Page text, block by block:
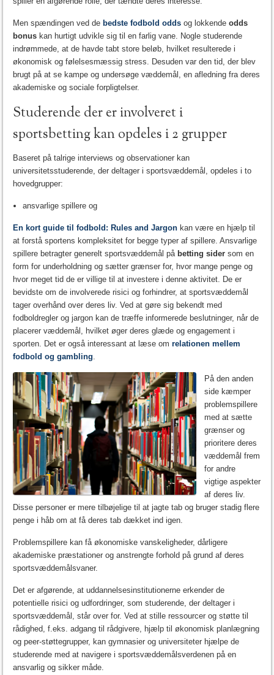
Men spændingen ved de bedste fodbold odds og lokkendeodds
bonus kan hurtigt udvikle sig til en farlig vane. Nogle studerende
indrømmede, at de havde tabt store beløb, hvilket resulterede i
økonomisk og følelsesmæssig stress. Desuden var den tid, der blev
brugt på at se kampe og undersøge væddemål, en afledning fra deres
akademiske og sociale forpligtelser.
Studerende der er involveret i
sportsbetting kan opdeles i 2 grupper
Baseret på talrige interviews og observationer kan
universitetsstuderende, der deltager i sportsvæddemål, opdeles i to
hovedgrupper:
ansvarlige spillere og
En kort guide til fodbold: Rules and Jargon kan være en hjælp til
at forstå sportens kompleksitet for begge typer af spillere. Ansvarlige
spillere betragter generelt sportsvæddemål på betting sider som en
form for underholdning og sætter grænser for, hvor mange penge og
hvor meget tid de er villige til at investere i denne aktivitet. De er
bevidste om de involverede risici og forhindrer, at sportsvæddemål
tager overhånd over deres liv. Ved at gøre sig bekendt med
fodboldregler og jargon kan de træffe informerede beslutninger, når de
placerer væddemål, hvilket øger deres glæde og engagement i
sporten. Det er også interessant at læse omrelationen mellem
fodbold og gambling.
På den anden
side kæmper
problemspillere
med at sætte
grænser og
prioritere deres
væddemål frem
for andre
vigtige aspekter
af deres liv.
Disse personer er mere tilbøjelige til at jagte tab og bruger stadig flere
penge i håb om at få deres tab dækket ind igen.
Problemspillere kan få økonomiske vanskeligheder, dårligere
akademiske præstationer og anstrengte forhold på grund af deres
sportsvæddemålsvaner.
Det er afgørende, at uddannelsesinstitutionerne erkender de
potentielle risici og udfordringer, som studerende, der deltager i
sportsvæddemål, står over for. Ved at stille ressourcer og støtte til
rådighed, f.eks. adgang til rådgivere, hjælp til økonomisk planlægning
og peer-støttegrupper, kan gymnasier og universiteter hjælpe de
studerende med at navigere i sportsvæddemålsverdenen på en
ansvarlig og sikker måde.